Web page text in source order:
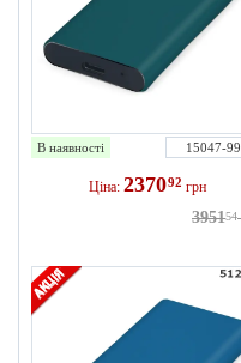
В наявності 15047-99
Ціна: 237092 грн
395154